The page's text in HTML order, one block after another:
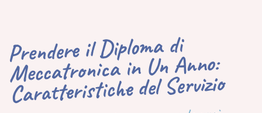
Prendere il Diploma di
Meccatronica in Un Anno:
Caratteristiche del Servizio